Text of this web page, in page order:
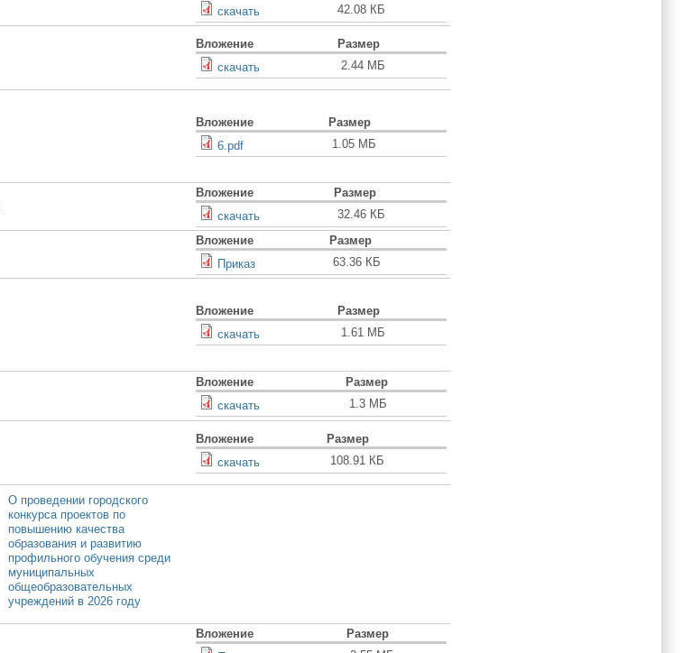
скачать
42.08 КБ
Вложение
Размер
скачать
2.44 МБ
Вложение
Размер
6.pdf
1.05 МБ
Вложение
Размер
скачать
32.46 КБ
Вложение
Размер
Приказ
63.36 КБ
Вложение
Размер
скачать
1.61 МБ
Вложение
Размер
скачать
1.3 МБ
Вложение
Размер
скачать
108.91 КБ
О проведении городского
конкурса проектов по
повышению качества
образования и развитию
профильного обучения среди
муниципальных
общеобразовательных
учреждений в 2026 году
Вложение
Размер